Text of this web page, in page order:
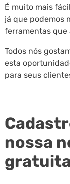
É muito mais
já que podemos
ferramentas que
Todos nós
esta
para seus
nossa